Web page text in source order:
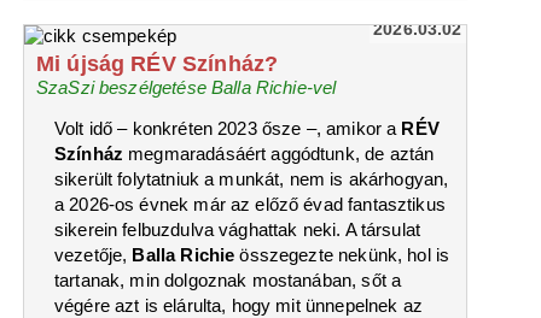
2026.03.02
Mi újság RÉV Színház?
SzaSzi beszélgetése Balla Richie-vel
Volt idő – konkréten 2023 ősze –, amikor a RÉV
Színház megmaradásáért aggódtunk, de aztán
sikerült folytatniuk a munkát, nem is akárhogyan,
a 2026-os évnek már az előző évad fantasztikus
sikerein felbuzdulva vághattak neki. A társulat
vezetője, Balla Richie összegezte nekünk, hol is
tartanak, min dolgoznak mostanában, sőt a
végére azt is elárulta, hogy mit ünnepelnek az